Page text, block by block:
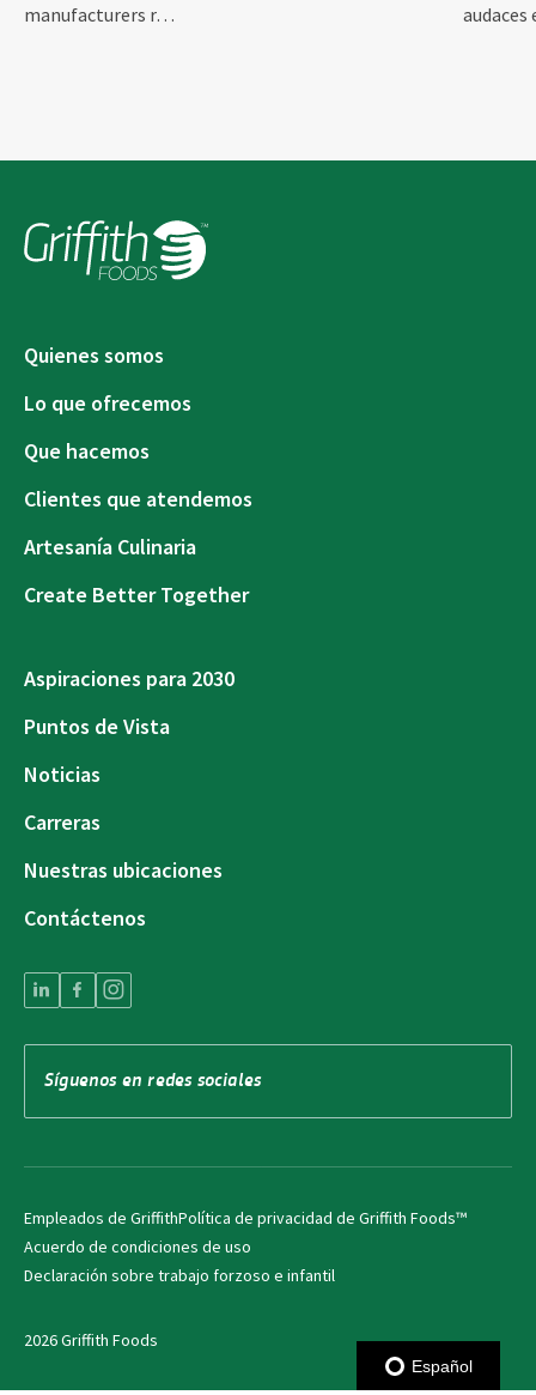
manufacturers r…
audaces
Quienes somos
Lo que ofrecemos
Que hacemos
Clientes que atendemos
Artesanía Culinaria
Create Better Together
Aspiraciones para 2030
Puntos de Vista
Noticias
Carreras
Nuestras ubicaciones
Contáctenos
Síguenos en redes sociales
2026 Griffith Foods
Empleados de GriffithPolítica de privacidad de Griffith Foods™
Acuerdo de condiciones de uso
Declaración sobre trabajo forzoso e infantil
Español